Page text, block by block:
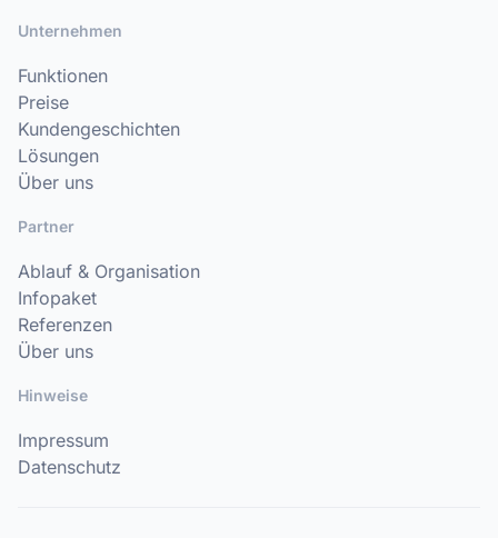
Unternehmen
Funktionen
Preise
Kundengeschichten
Lösungen
Über uns
Partner
Ablauf & Organisation
Infopaket
Referenzen
Über uns
Hinweise
Impressum
Datenschutz